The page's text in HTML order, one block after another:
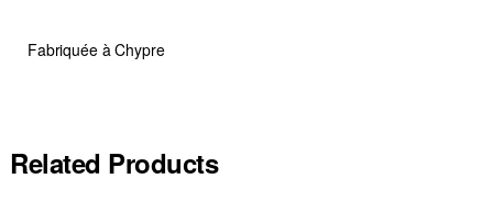
Fabriquée à Chypre
Related Products